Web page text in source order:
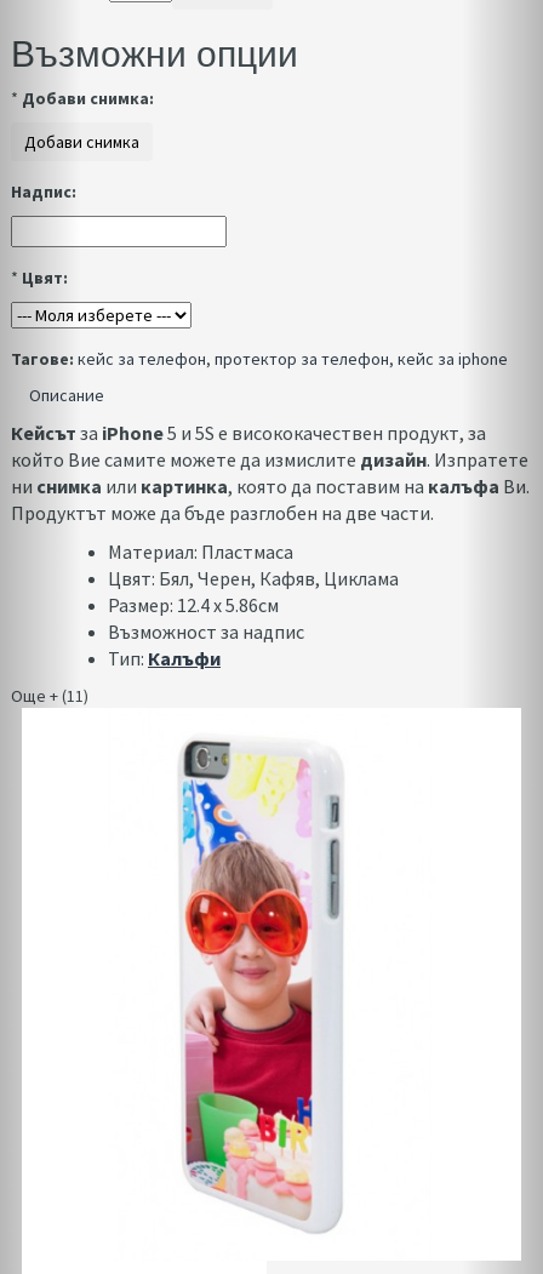
Възможни опции
* Добави снимка:
Надпис:
* Цвят:
Тагове: кейс за телефон, протектор за телефон, кейс за iphone
Описание
Кейсът за iPhone5 и 5S е висококачествен продукт, за
който Вие самите можете да измислите дизайн. Изпратете
ни снимка или картинка, която да поставим на калъфа Ви.
Продуктът може да бъде разглобен на две части.
Материал: Пластмаса
Цвят: Бял, Черен, Кафяв, Циклама
Размер: 12.4 х 5.86см
Възможност за надпис
Тип: Калъфи
Още + (11)